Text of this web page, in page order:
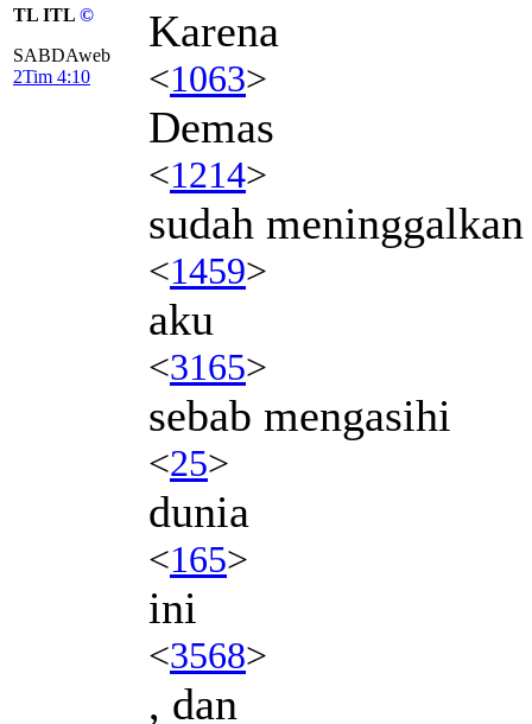
TL ITL ©
SABDAweb
2Tim 4:10
Karena
<1063>
Demas
<1214>
sudah meninggalkan
<1459>
aku
<3165>
sebab mengasihi
<25>
dunia
<165>
ini
<3568>
, dan